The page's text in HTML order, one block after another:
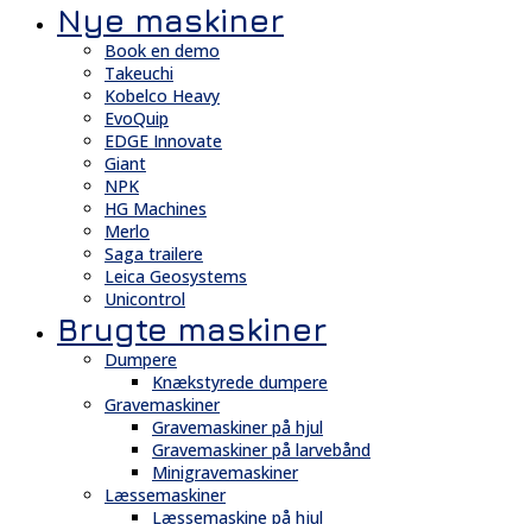
Nye maskiner
Book en demo
Takeuchi
Kobelco Heavy
EvoQuip
EDGE Innovate
Giant
NPK
HG Machines
Merlo
Saga trailere
Leica Geosystems
Unicontrol
Brugte maskiner
Dumpere
Knækstyrede dumpere
Gravemaskiner
Gravemaskiner på hjul
Gravemaskiner på larvebånd
Minigravemaskiner
Læssemaskiner
Læssemaskine på hjul